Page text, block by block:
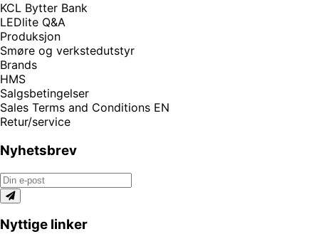
KCL Bytter Bank
LEDlite Q&A
Produksjon
Smøre og verkstedutstyr
Brands
HMS
Salgsbetingelser
Sales Terms and Conditions EN
Retur/service
Nyhetsbrev
Nyttige linker